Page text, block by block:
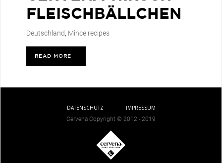
FLEISCHBÄLLCHEN
Deutschland, Mince recipes
READ MORE
DATENSCHUTZ
IMPRESSUM
Cervena Copyright © 2012 - 2019